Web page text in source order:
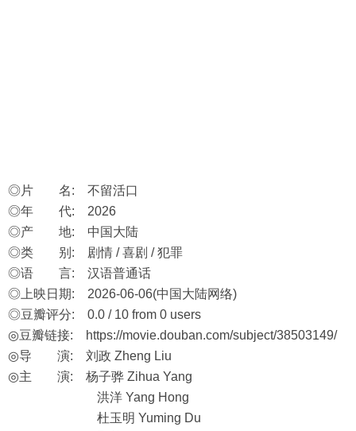
◎片 名: 不留活口
◎年 代: 2026
◎产 地: 中国大陆
◎类 别: 剧情 / 喜剧 / 犯罪
◎语 言: 汉语普通话
◎上映日期: 2026-06-06(中国大陆网络)
◎豆瓣评分: 0.0 / 10 from 0 users
◎豆瓣链接:
https://movie.douban.com/subject/38503149/
◎导 演: 刘政 Zheng Liu
◎主 演: 杨子骅 Zihua Yang
洪洋 Yang Hong
杜玉明 Yuming Du